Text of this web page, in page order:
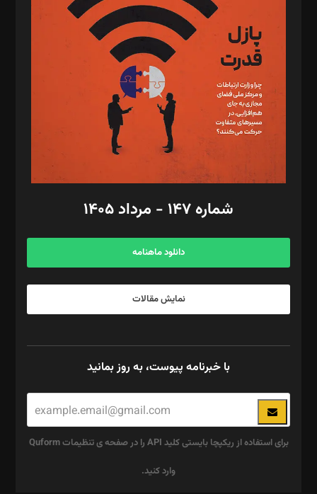
تحریریه‌: مجتبی محمود‌ی، آرش برهمند، یسنا امان‌پور، سروش کرمیان،
مصطفی مسجدی آرانی، ابوالفضل رجبی، زهرا فکرانه، فائزه فتحی
رستمی،مصطفی باستان
ویرایش: نگار استاد‌‌آقا
طراح یونیفرم: مجید توکلی
فیلمبرداری و عکاسی: امیر شفیعی، مانی لطفی زاده
گرافیک و صفحه‌آرایی: سید‌سبحان‌علی ثابت
مد‌یر توسعه تجاری: کامبیز برید‌
امور مالی: شاپور رهبری، محمد‌ کاظمی‌نیا
آگهی و مشترکین: ۰۹۱۹۹۹۹۰۴۵۴
شماره ۱۴۷ - مرداد ۱۴۰۵
دانلود ماهنامه
نمایش مقالات
با خبرنامه پیوست، به روز بمانید
برای استفاده از ریکپچا بایستی کلید API را در صفحه ی تنظیمات Quform
وارد کنید.